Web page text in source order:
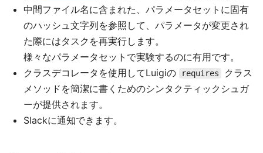
中間ファイル名に含まれた、パラメータセットに固有
のハッシュ文字列を参照して、パラメータが変更され
た際にはタスクを再実行します。
様々なパラメータセットで実験するのに有用です。
クラスデコレータを使用してLuigiの
requires
クラス
メソッドを簡潔に書くためのシンタクティックシュガ
ーが提供されます。
Slackに通知できます。